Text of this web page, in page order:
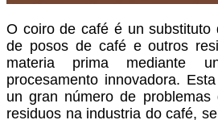
O coiro de café é un substituto
de posos de café e outros
materia prima mediante
procesamento innovadora.
un gran número de problemas
residuos na industria do café,